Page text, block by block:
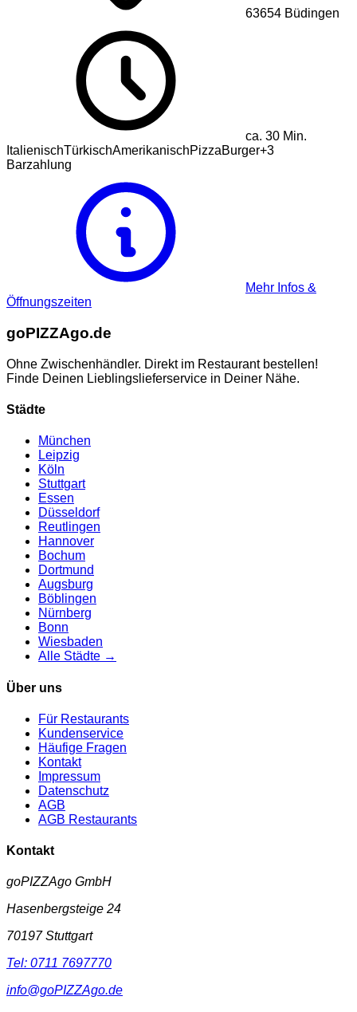
63654 Büdingen
ca. 30 Min.
ItalienischTürkischAmerikanischPizzaBurger+3
Barzahlung
Mehr Infos &
Öffnungszeiten
goPIZZAgo.de
Ohne Zwischenhändler. Direkt im Restaurant bestellen!
Finde Deinen Lieblingslieferservice in Deiner Nähe.
Städte
München
Leipzig
Köln
Stuttgart
Essen
Düsseldorf
Reutlingen
Hannover
Bochum
Dortmund
Augsburg
Böblingen
Nürnberg
Bonn
Wiesbaden
Alle Städte →
Über uns
Für Restaurants
Kundenservice
Häufige Fragen
Kontakt
Impressum
Datenschutz
AGB
AGB Restaurants
Kontakt
goPIZZAgo GmbH
Hasenbergsteige 24
70197 Stuttgart
Tel: 0711 7697770
info@goPIZZAgo.de